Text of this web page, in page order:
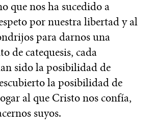
que nos ha sucedido a
por nuestra libertad y al
para darnos una
de catequesis, cada
sido la posibilidad de
la posibilidad de
al que Cristo nos confía,
suyos.